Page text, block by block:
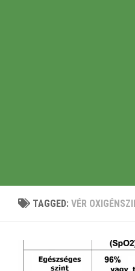
TAGGED: VÉR